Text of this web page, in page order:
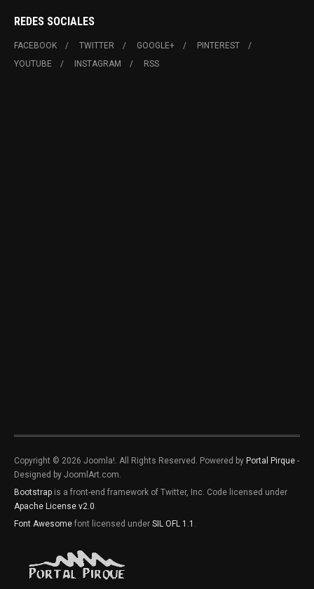
REDES SOCIALES
FACEBOOK TWITTER GOOGLE+
PINTEREST
YOUTUBE
INSTAGRAM RSS
Copyright © 2026 Joomla!. All Rights Reserved. Powered by Portal Pirque -
Designed by JoomlArt.com.
Bootstrap is a front-end framework of Twitter, Inc. Code licensed under
Apache License v2.0.
Font Awesome font licensed under SIL OFL 1.1 .